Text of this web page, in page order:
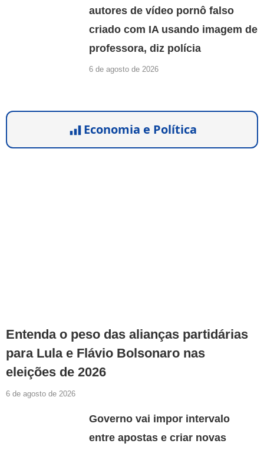
autores de vídeo pornô falso
criado com IA usando imagem de
professora, diz polícia
6 de agosto de 2026
Economia e Política
Entenda o peso das alianças partidárias
para Lula e Flávio Bolsonaro nas
eleições de 2026
6 de agosto de 2026
Governo vai impor intervalo
entre apostas e criar novas